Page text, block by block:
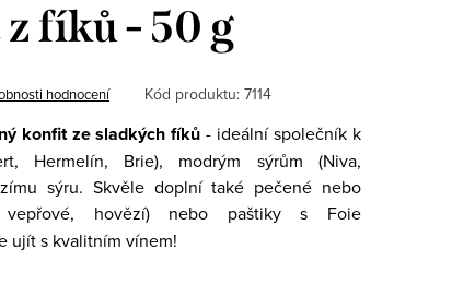
fíků - 50 g
hodnocení Kód produktu: 7114
konfit ze sladkých fíků - ideální společník k
Hermelín, Brie), modrým sýrům (Niva,
sýru. Skvěle doplní také pečené nebo
hovězí) nebo paštiky s Foie
ujít s kvalitním vínem!